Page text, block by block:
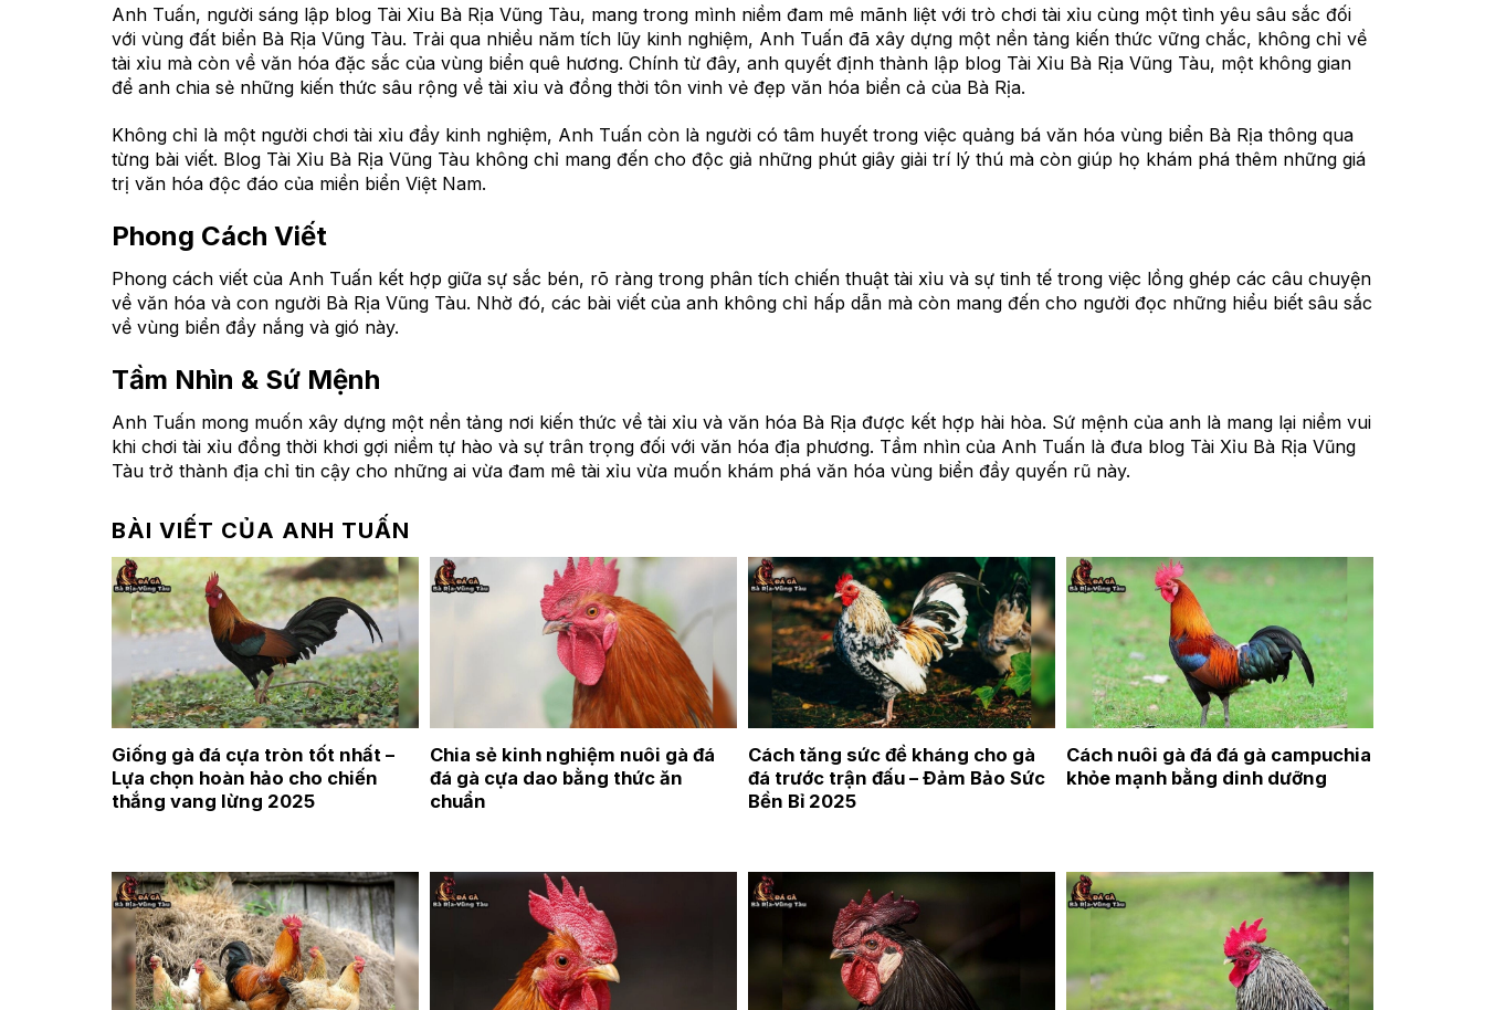
Anh Tuấn, người sáng lập blog Tài Xỉu Bà Rịa Vũng Tàu, mang trong mình niềm đam mê mãnh liệt với trò chơi tài xỉu cùng một tình yêu sâu sắc đối
với vùng đất biển Bà Rịa Vũng Tàu. Trải qua nhiều năm tích lũy kinh nghiệm, Anh Tuấn đã xây dựng một nền tảng kiến thức vững chắc, không chỉ về
tài xỉu mà còn về văn hóa đặc sắc của vùng biển quê hương. Chính từ đây, anh quyết định thành lập blog Tài Xỉu Bà Rịa Vũng Tàu, một không gian
để anh chia sẻ những kiến thức sâu rộng về tài xỉu và đồng thời tôn vinh vẻ đẹp văn hóa biển cả của Bà Rịa.
Không chỉ là một người chơi tài xỉu đầy kinh nghiệm, Anh Tuấn còn là người có tâm huyết trong việc quảng bá văn hóa vùng biển Bà Rịa thông qua
từng bài viết. Blog Tài Xỉu Bà Rịa Vũng Tàu không chỉ mang đến cho độc giả những phút giây giải trí lý thú mà còn giúp họ khám phá thêm những giá
trị văn hóa độc đáo của miền biển Việt Nam.
Phong Cách Viết
Phong cách viết của Anh Tuấn kết hợp giữa sự sắc bén, rõ ràng trong phân tích chiến thuật tài xỉu và sự tinh tế trong việc lồng ghép các câu chuyện
về văn hóa và con người Bà Rịa Vũng Tàu. Nhờ đó, các bài viết của anh không chỉ hấp dẫn mà còn mang đến cho người đọc những hiểu biết sâu sắc
về vùng biển đầy nắng và gió này.
Tầm Nhìn & Sứ Mệnh
Anh Tuấn mong muốn xây dựng một nền tảng nơi kiến thức về tài xỉu và văn hóa Bà Rịa được kết hợp hài hòa. Sứ mệnh của anh là mang lại niềm vui
khi chơi tài xỉu đồng thời khơi gợi niềm tự hào và sự trân trọng đối với văn hóa địa phương. Tầm nhìn của Anh Tuấn là đưa blog Tài Xỉu Bà Rịa Vũng
Tàu trở thành địa chỉ tin cậy cho những ai vừa đam mê tài xỉu vừa muốn khám phá văn hóa vùng biển đầy quyến rũ này.
BÀI VIẾT CỦA ANH TUẤN
Giống gà đá cựa tròn tốt nhất –
Lựa chọn hoàn hảo cho chiến
thắng vang lừng 2025
Chia sẻ kinh nghiệm nuôi gà đá
đá gà cựa dao bằng thức ăn
chuẩn
Cách tăng sức đề kháng cho gà
đá trước trận đấu – Đảm Bảo Sức
Bền Bỉ 2025
Cách nuôi gà đá đá gà campuchia
khỏe mạnh bằng dinh dưỡng